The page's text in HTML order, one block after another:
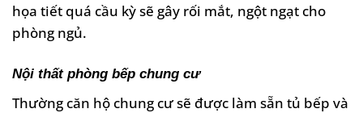
họa tiết quá cầu kỳ sẽ gây rối mắt, ngột ngạt cho
phòng ngủ.
Nội thất phòng bếp chung cư
Thường căn hộ chung cư sẽ được làm sẵn tủ bếp và